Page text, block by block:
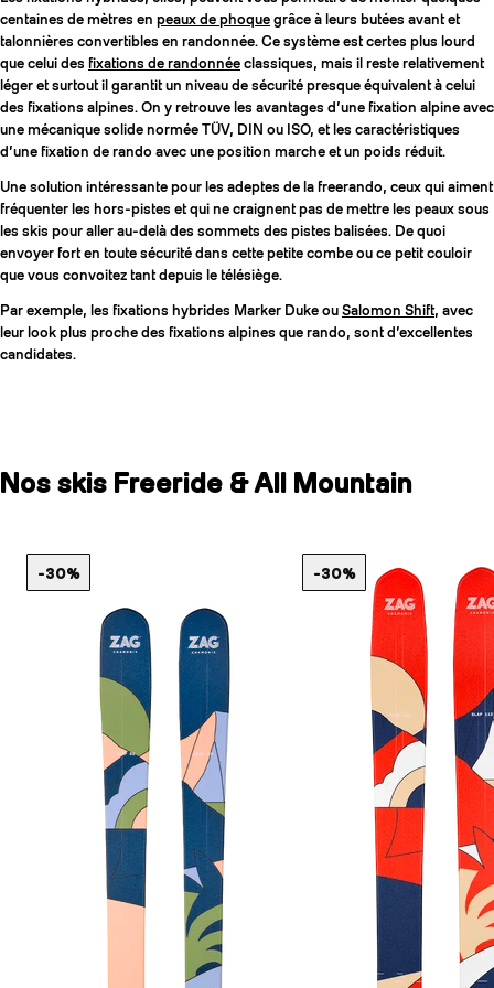
centaines de mètres en peaux de phoque grâce à leurs butées avant et
talonnières convertibles en randonnée. Ce système est certes plus lourd
que celui des fixations de randonnée classiques, mais il reste relativement
léger et surtout il garantit un niveau de sécurité presque équivalent à celui
des fixations alpines. On y retrouve les avantages d’une fixation alpine avec
une mécanique solide normée TÜV, DIN ou ISO, et les caractéristiques
d’une fixation de rando avec une position marche et un poids réduit.
Une solution intéressante pour les adeptes de la freerando, ceux qui aiment
fréquenter les hors-pistes et qui ne craignent pas de mettre les peaux sous
les skis pour aller au-delà des sommets des pistes balisées. De quoi
envoyer fort en toute sécurité dans cette petite combe ou ce petit couloir
que vous convoitez tant depuis le télésiège.
Par exemple, les fixations hybrides Marker Duke ou Salomon Shift, avec
leur look plus proche des fixations alpines que rando, sont d’excellentes
candidates.
Nos skis Freeride & All Mountain
-30% -30%